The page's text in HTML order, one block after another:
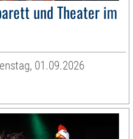
und Theater im
01.09.2026